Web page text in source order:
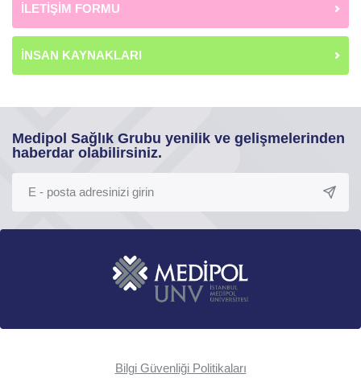
İLETİŞİM FORMU
İNSAN KAYNAKLARI
Medipol Sağlık Grubu yenilik ve gelişmelerinden
haberdar olabilirsiniz.
Bilgi Güvenliği Politikaları